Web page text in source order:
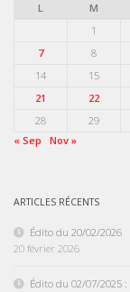
L
M
1
7
8
14
15
21
22
28
29
« Sep
Nov »
ARTICLES RÉCENTS
Édito du 20/02/2026
20 février 2026
Édito du 02/07/2025 :